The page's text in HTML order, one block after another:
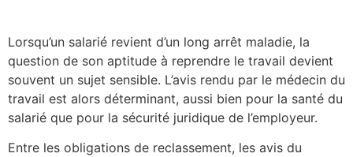
Lorsqu’un salarié revient d’un long arrêt maladie, la
question de son aptitude à reprendre le travail devient
souvent un sujet sensible. L’avis rendu par le médecin du
travail est alors déterminant, aussi bien pour la santé du
salarié que pour la sécurité juridique de l’employeur.
Entre les obligations de reclassement, les avis du